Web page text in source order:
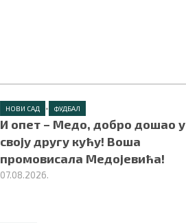
НОВИ САД • ФУДБАЛ
И опет – Медо, добро дошао у
своју другу кућу! Воша
промовисала Медојевића!
07.08.2026.